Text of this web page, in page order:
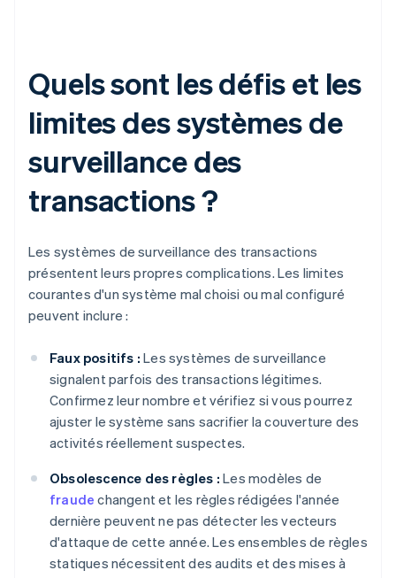
Quels sont les défis et les
limites des systèmes de
surveillance des
transactions ?
Les systèmes de surveillance des transactions
présentent leurs propres complications. Les limites
courantes d'un système mal choisi ou mal configuré
peuvent inclure :
Faux positifs : Les systèmes de surveillance
signalent parfois des transactions légitimes.
Confirmez leur nombre et vérifiez si vous pourrez
ajuster le système sans sacrifier la couverture des
activités réellement suspectes.
Obsolescence des règles : Les modèles de
fraude changent et les règles rédigées l'année
dernière peuvent ne pas détecter les vecteurs
d'attaque de cette année. Les ensembles de règles
statiques nécessitent des audits et des mises à